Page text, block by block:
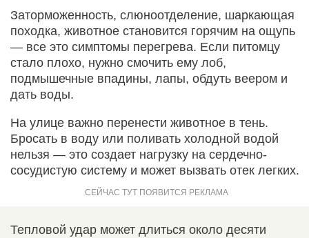
Заторможенность, слюноотделение, шаркающая
походка, животное становится горячим на ощупь
— все это симптомы перегрева. Если питомцу
стало плохо, нужно смочить ему лоб,
подмышечные впадины, лапы, обдуть веером и
дать воды.
На улице важно перенести животное в тень.
Бросать в воду или поливать холодной водой
нельзя — это создает нагрузку на сердечно-
сосудистую систему и может вызвать отек легких.
Тепловой удар может длиться около десяти